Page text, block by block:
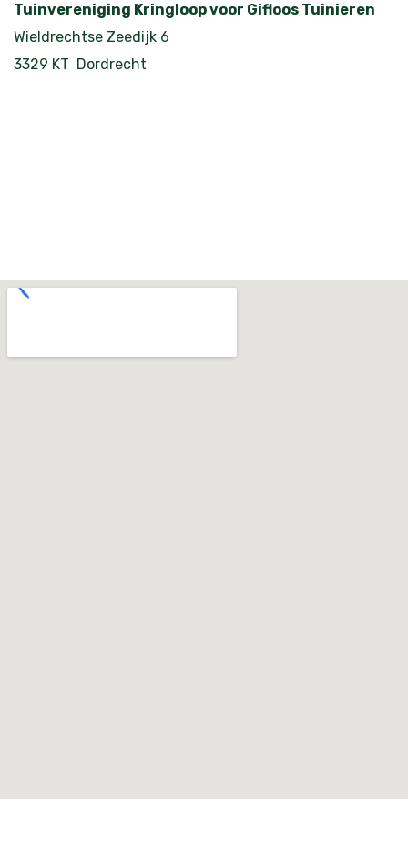
Tuinvereniging Kringloop voor Gifloos Tuinieren
Wieldrechtse Zeedijk 6
3329 KT Dordrecht